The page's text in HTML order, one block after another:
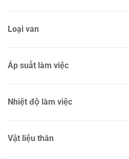
Loại van
Áp suất làm việc
Nhiệt độ làm việc
Vật liệu thân